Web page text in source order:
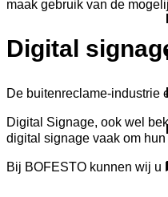
maak gebruik van de
Digital
De buitenreclame-industrie
Digital Signage, ook wel
digital signage vaak om
Bij BOFESTO kunnen wij u